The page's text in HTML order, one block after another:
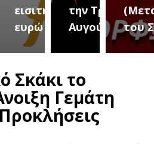
εισιτήριο 2
ευρώ
την Τρίτη 18
Αυγούστουτου
Σκάκι το
Γεμάτη